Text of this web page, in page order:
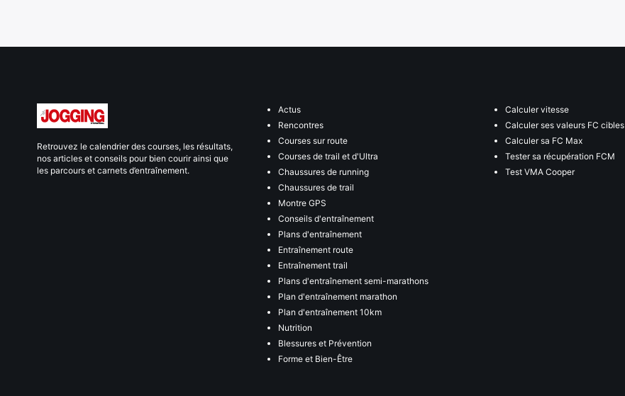
Retrouvez le calendrier des courses, les résultats,
nos articles et conseils pour bien courir ainsi que
les parcours et carnets d’entraînement.
Actus
Rencontres
Courses sur route
Courses de trail et d'Ultra
Chaussures de running
Chaussures de trail
Montre GPS
Conseils d'entraînement
Plans d'entraînement
Entraînement route
Entraînement trail
Plans d'entraînement semi-marathons
Plan d'entraînement marathon
Plan d'entraînement 10km
Nutrition
Blessures et Prévention
Forme et Bien-Être
Calculer vitesse
Calculer ses valeurs FC cibles
Calculer sa FC Max
Tester sa récupération FCM
Test VMA Cooper